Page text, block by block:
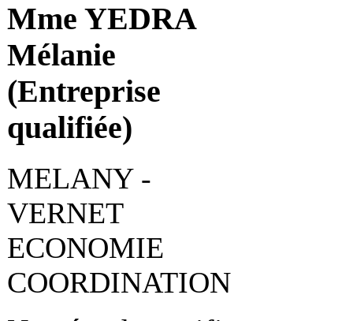
Mme YEDRA
Mélanie
(Entreprise
qualifiée)
MELANY -
VERNET
ECONOMIE
COORDINATION